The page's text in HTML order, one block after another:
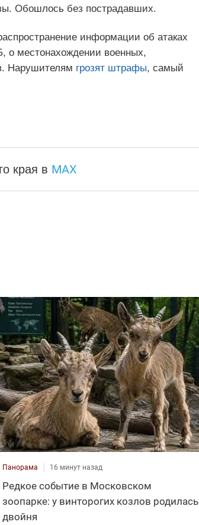
Обошлось без пострадавших.
информации об атаках
о местонахождении военных,
Нарушителям грозят штрафы, самый
края в MAX
Панорама 16 минут назад
Редкое событие в Московском
зоопарке: у винторогих козлов родилась
двойня